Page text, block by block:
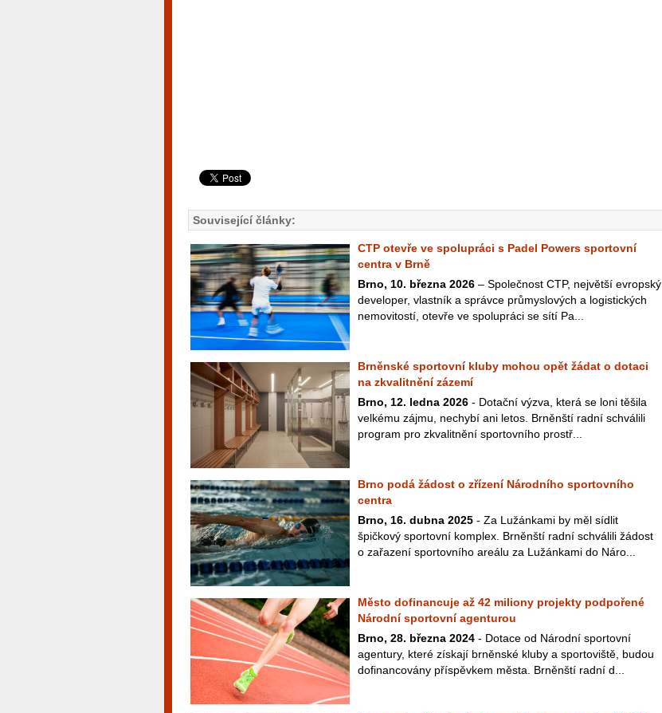
Související články:
CTP otevře ve spolupráci s Padel Powers sportovní
centra v Brně
Brno, 10. března 2026 – Společnost CTP, největší evropský
developer, vlastník a správce průmyslových a logistických
nemovitostí, otevře ve spolupráci se sítí Pa...
Brněnské sportovní kluby mohou opět žádat o dotaci
na zkvalitnění zázemí
Brno, 12. ledna 2026 - Dotační výzva, která se loni těšila
velkému zájmu, nechybí ani letos. Brněnští radní schválili
program pro zkvalitnění sportovního prostř...
Brno podá žádost o zřízení Národního sportovního
centra
Brno, 16. dubna 2025 - Za Lužánkami by měl sídlit
špičkový sportovní komplex. Brněnští radní schválili žádost
o zařazení sportovního areálu za Lužánkami do Náro...
Město dofinancuje až 42 miliony projekty podpořené
Národní sportovní agenturou
Brno, 28. března 2024 - Dotace od Národní sportovní
agentury, které získají brněnské kluby a sportoviště, budou
dofinancovány příspěvkem města. Brněnští radní d...